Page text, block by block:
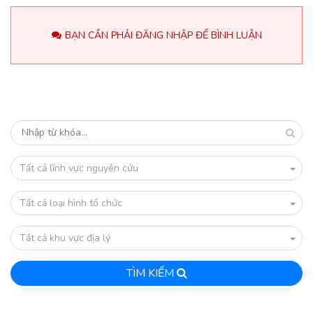
BẠN CẦN PHẢI ĐĂNG NHẬP ĐỂ BÌNH LUẬN
Tất cả lĩnh vực nguyên cứu
Tất cả loại hình tổ chức
Tất cả khu vực địa lý
TÌM KIẾM